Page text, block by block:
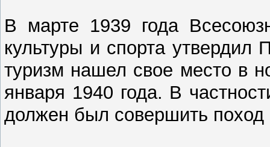
В марте 1939 года
культуры и спорта
туризм нашел свое место в
января 1940 года. В
должен был совершить